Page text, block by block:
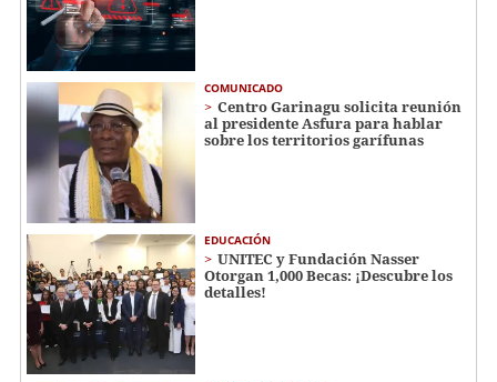
COMUNICADO
Centro Garinagu solicita reunión
al presidente Asfura para hablar
sobre los territorios garífunas
EDUCACIÓN
UNITEC y Fundación Nasser
Otorgan 1,000 Becas: ¡Descubre los
detalles!